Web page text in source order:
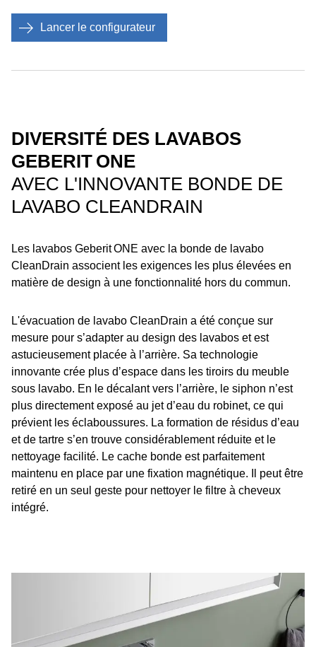
Lancer le configurateur
DIVERSITÉ DES LAVABOS
GEBERIT ONE
AVEC L'INNOVANTE BONDE DE
LAVABO CLEANDRAIN
Les lavabos Geberit ONE avec la bonde de lavabo
CleanDrain associent les exigences les plus élevées en
matière de design à une fonctionnalité hors du commun.
L'évacuation de lavabo CleanDrain a été conçue sur
mesure pour s’adapter au design des lavabos et est
astucieusement placée à l’arrière. Sa technologie
innovante crée plus dʼespace dans les tiroirs du meuble
sous lavabo. En le décalant vers l’arrière, le siphon n’est
plus directement exposé au jet d’eau du robinet, ce qui
prévient les éclaboussures. La formation de résidus d’eau
et de tartre s’en trouve considérablement réduite et le
nettoyage facilité. Le cache bonde est parfaitement
maintenu en place par une fixation magnétique. Il peut être
retiré en un seul geste pour nettoyer le filtre à cheveux
intégré.